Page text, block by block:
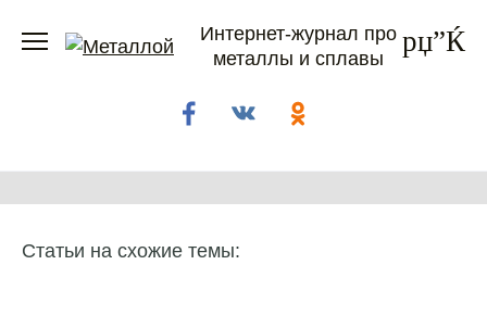
Интернет-журнал про
металлы и сплавы
Статьи на схожие темы: